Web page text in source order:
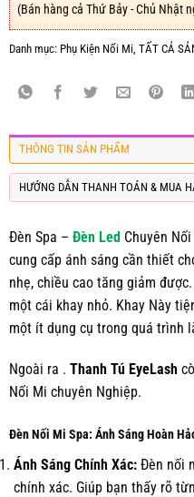
(Bán hàng cả Thứ Bảy - Chủ Nhật
Danh mục: Phụ Kiện Nối Mi TẤT CẢ
THÔNG TIN SẢN PHẨM
HƯỚNG DẪN THANH TOÁN & MUA
Đèn Spa – Đèn Led Chuyên
cung cấp ánh sáng cần thiết
nhẹ, chiều cao tăng giảm
một cái khay nhỏ. Khay Này
một ít dụng cụ trong quá trình
Ngoài ra . Thanh Tú EyeLash
Nối Mi chuyên Nghiệp.
Đèn Nối Mi Spa: Ánh Sáng Hoàn
Ánh Sáng Chính Xác: Đèn nối
chính xác. Giúp bạn thấy rõ